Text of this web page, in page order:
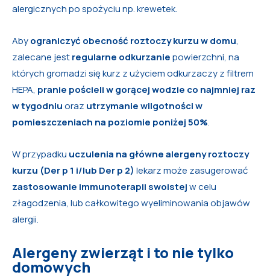
alergicznych po spożyciu np. krewetek.
Abyograniczyć obecność roztoczy kurzu w domu,
zalecane jestregularne odkurzaniepowierzchni, na
których gromadzi się kurz z użyciem odkurzaczy z filtrem
HEPA, pranie pościeli w gorącej wodzie co najmniej raz
w tygodniuoraz utrzymanie wilgotności w
pomieszczeniach na poziomie poniżej 50%.
W przypadku uczulenia na główne alergeny roztoczy
kurzu (Der p 1 i/lub Der p 2) lekarz może zasugerować
zastosowanie immunoterapii swoistejw celu
złagodzenia, lub całkowitego wyeliminowania objawów
alergii.
Alergeny zwierząt i to nie tylko
domowych